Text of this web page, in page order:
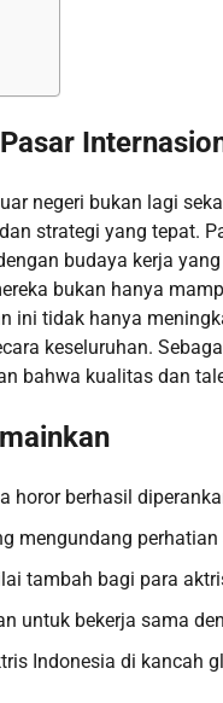
negeri bukan lagi
strategi yang tepat.
budaya kerja
bukan hanya
ini tidak hanya
keseluruhan.
bahwa kualitas dan
horor berhasil
mengundang
tambah bagi para
untuk bekerja sama
Indonesia di kancah